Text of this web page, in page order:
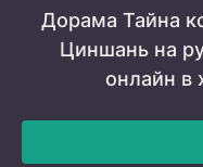
Дорама Тайна
Циншань на
онлайн в